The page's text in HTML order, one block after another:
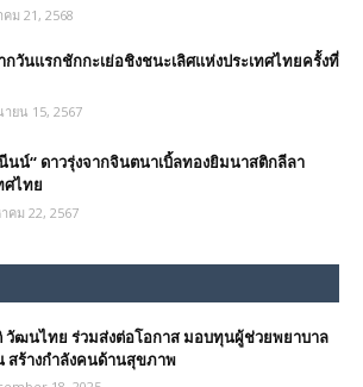
ม 21, 2568
กวันแรกชักกะเย่อชิงชนะเลิศแห่งประเทศไทยครั้งที่
ยน 15, 2567
นน์“​ ดาวรุ่งจากจินตนาเบิ้ลทองยิมนาสติกลีลา
ศไทย
คม 22, 2567
วัฒนไทย ร่วมส่งต่อโอกาส มอบทุนผู้ช่วยพยาบาล
สร้างกำลังคนด้านสุขภาพ